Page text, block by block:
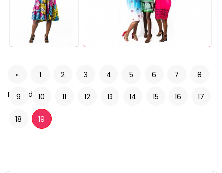
«
Précédent
1 2 3 4 5 6 7 8
9 10 11 12 13 14 15 16 17
18 19